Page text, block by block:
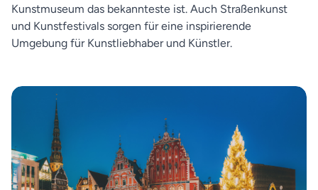
Kunstmuseum das bekannteste ist. Auch Straßenkunst
und Kunstfestivals sorgen für eine inspirierende
Umgebung für Kunstliebhaber und Künstler.